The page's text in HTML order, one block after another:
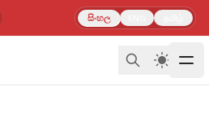
සිංහල